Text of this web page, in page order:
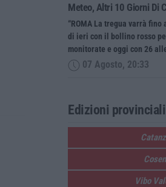
Meteo, Altri 10 Giorni Di
“ROMA La tregua varrà fino
di ieri con il bollino rosso
monitorate e oggi con 26
07 Agosto, 20:33
Edizioni provinciali
Vibo